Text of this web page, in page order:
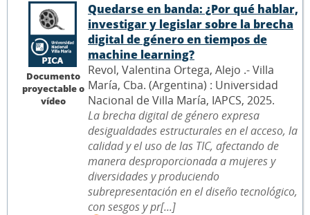
Documento
proyectable o
vídeo
Quedarse en banda: ¿Por qué hablar,
investigar y legislar sobre la brecha
digital de género en tiempos de
machine learning?
Revol, Valentina Ortega, Alejo .- Villa
María, Cba. (Argentina) : Universidad
Nacional de Villa María, IAPCS, 2025.
La brecha digital de género expresa
desigualdades estructurales en el acceso, la
calidad y el uso de las TIC, afectando de
manera desproporcionada a mujeres y
diversidades y produciendo
subrepresentación en el diseño tecnológico,
con sesgos y pr[...]